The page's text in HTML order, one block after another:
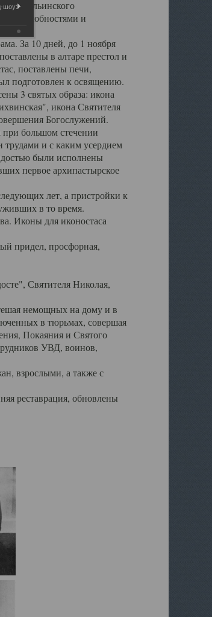
- Ильинского
способностями и
За 10 дней, до 1 ноября
в алтаре престол и
поставлены печи,
подготовлен к освящению.
3 святых образа: икона
икона Святителя
Богослужений.
большом стечении
и с каким усердием
были исполнены
первое архипастырское
лет, а пристройки к
в то время.
Иконы для иконостаса
придел, просфорная,
Святителя Николая,
немощных на дому и в
в тюрьмах, совершая
Покаяния и Святого
УВД, воинов,
взрослыми, а также с
реставрация, обновлены
шоу: